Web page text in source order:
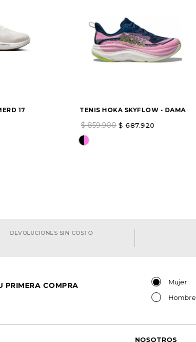
17 TENIS HOKA SKYFLOW - DAMA
$ 859.900 $ 687.920
DEVOLUCIONES SIN COSTO
PRIMERA COMPRA
Mujer
Hombre
NOSOTROS